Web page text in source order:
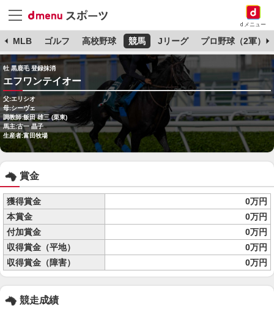
dメニュー
MLB ゴルフ 高校野球 競馬 Jリーグ プロ野球（2軍）
牡 黒鹿毛 登録抹消
エフワンテイオー
父:エリシオ
母:シーヴェ
調教師:飯田 雄三 (栗東)
馬主:古一 晶子
生産者:富田牧場
賞金
獲得賞金
0万円
本賞金
0万円
付加賞金
0万円
収得賞金（平地）
0万円
収得賞金（障害）
0万円
競走成績